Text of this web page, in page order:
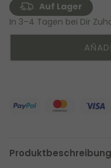
Auf Lager
In 3–4 Tagen bei Dir
Produktbeschreibung